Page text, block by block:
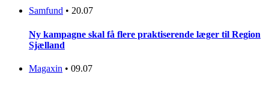
Samfund • 20.07
Ny kampagne skal få flere praktiserende læger til Region
Sjælland
Magaxin • 09.07